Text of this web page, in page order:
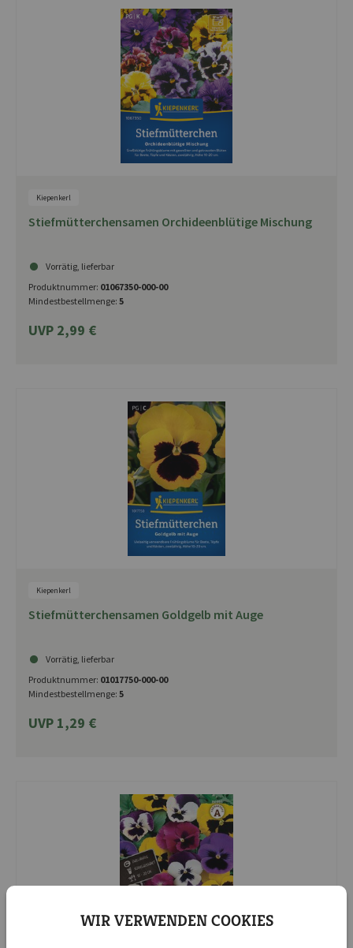
Kiepenkerl
Stiefmütterchensamen Orchideenblütige Mischung
Vorrätig, lieferbar
Produktnummer: 01067350-000-00
Mindestbestellmenge: 5
UVP 2,99 €
Kiepenkerl
Stiefmütterchensamen Goldgelb mit Auge
Vorrätig, lieferbar
Produktnummer: 01017750-000-00
Mindestbestellmenge: 5
UVP 1,29 €
WIR VERWENDEN COOKIES